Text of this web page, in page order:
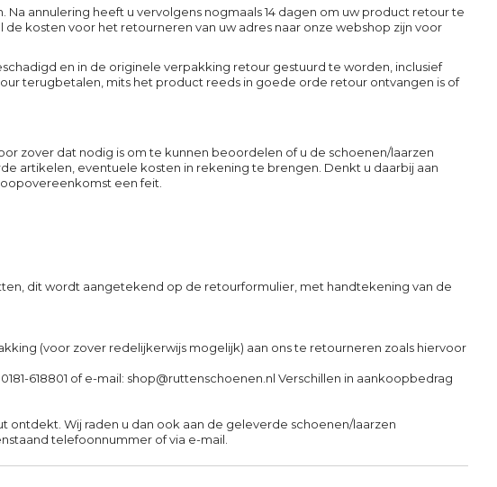
annulering heeft u vervolgens nogmaals 14 dagen om uw product retour te
kosten voor het retourneren van uw adres naar onze webshop zijn voor
en in de originele verpakking retour gestuurd te worden, inclusief
terugbetalen, mits het product reeds in goede orde retour ontvangen is of
zover dat nodig is om te kunnen beoordelen of u de schoenen/laarzen
artikelen, eventuele kosten in rekening te brengen. Denkt u daarbij aan
een feit.
dit wordt aangetekend op de retourformulier, met handtekening van de
(voor zover redelijkerwijs mogelijk) aan ons te retourneren zoals hiervoor
618801 of e-mail: shop@ruttenschoenen.nl Verschillen in aankoopbedrag
Wij raden u dan ook aan de geleverde schoenen/laarzen
telefoonnummer of via e-mail.